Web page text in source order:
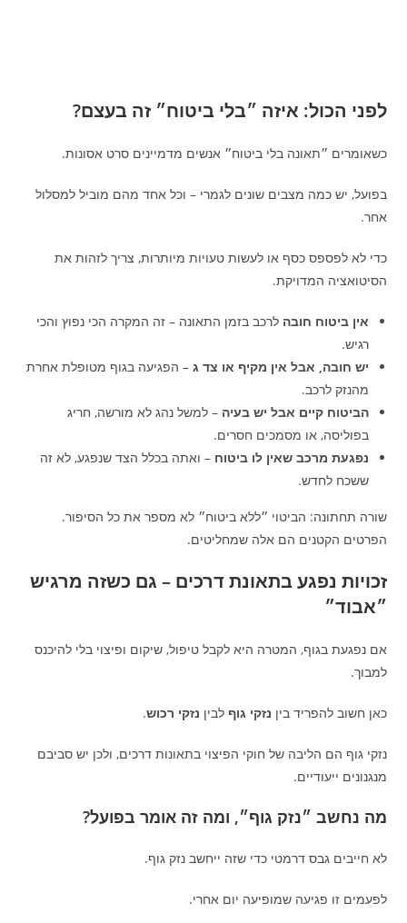
לפני הכול: איזה ״בלי ביטוח״ זה בעצם?
כשאומרים ״תאונה בלי ביטוח״ אנשים מדמיינים סרט אסונות.
בפועל, יש כמה מצבים שונים לגמרי – וכל אחד מהם מוביל למסלול
אחר.
כדי לא לפספס כסף או לעשות טעויות מיותרות, צריך לזהות את
הסיטואציה המדויקת.
אין ביטוח חובה לרכב בזמן התאונה – זה המקרה הכי נפוץ והכי
רגיש.
יש חובה, אבל אין מקיף או צד ג – הפגיעה בגוף מטופלת אחרת
מהנזק לרכב.
הביטוח קיים אבל יש בעיה – למשל נהג לא מורשה, חריג
בפוליסה, או מסמכים חסרים.
נפגעת מרכב שאין לו ביטוח – ואתה בכלל הצד שנפגע, לא זה
ששכח לחדש.
שורה תחתונה: הביטוי ״ללא ביטוח״ לא מספר את כל הסיפור.
הפרטים הקטנים הם אלה שמחליטים.
זכויות נפגע בתאונת דרכים – גם כשזה מרגיש
״אבוד״
אם נפגעת בגוף, המטרה היא לקבל טיפול, שיקום ופיצוי בלי להיכנס
למבוך.
כאן חשוב להפריד בין נזקי גוף לבין נזקי רכוש.
נזקי גוף הם הליבה של חוקי הפיצוי בתאונות דרכים, ולכן יש סביבם
מנגנונים ייעודיים.
מה נחשב ״נזק גוף״, ומה זה אומר בפועל?
לא חייבים גבס דרמטי כדי שזה ייחשב נזק גוף.
לפעמים זו פגיעה שמופיעה יום אחרי.